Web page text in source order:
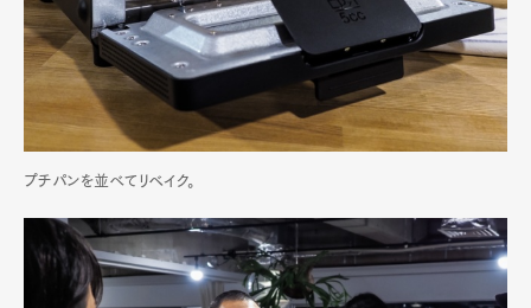
プチパンを並べてリベイク。